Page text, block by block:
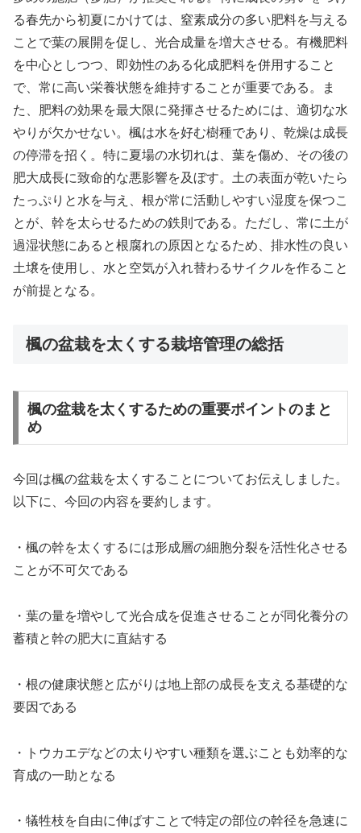
る春先から初夏にかけては、窒素成分の多い肥料を与える
ことで葉の展開を促し、光合成量を増大させる。有機肥料
を中心としつつ、即効性のある化成肥料を併用すること
で、常に高い栄養状態を維持することが重要である。ま
た、肥料の効果を最大限に発揮させるためには、適切な水
やりが欠かせない。楓は水を好む樹種であり、乾燥は成長
の停滞を招く。特に夏場の水切れは、葉を傷め、その後の
肥大成長に致命的な悪影響を及ぼす。土の表面が乾いたら
たっぷりと水を与え、根が常に活動しやすい湿度を保つこ
とが、幹を太らせるための鉄則である。ただし、常に土が
過湿状態にあると根腐れの原因となるため、排水性の良い
土壌を使用し、水と空気が入れ替わるサイクルを作ること
が前提となる。
楓の盆栽を太くする栽培管理の総括
楓の盆栽を太くするための重要ポイントのまと
め
今回は楓の盆栽を太くすることについてお伝えしました。
以下に、今回の内容を要約します。
・楓の幹を太くするには形成層の細胞分裂を活性化させる
ことが不可欠である
・葉の量を増やして光合成を促進させることが同化養分の
蓄積と幹の肥大に直結する
・根の健康状態と広がりは地上部の成長を支える基礎的な
要因である
・トウカエデなどの太りやすい種類を選ぶことも効率的な
育成の一助となる
・犠牲枝を自由に伸ばすことで特定の部位の幹径を急速に